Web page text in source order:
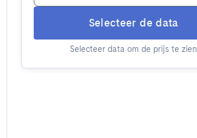
Selecteer de data
Selecteer data om de prijs te zien